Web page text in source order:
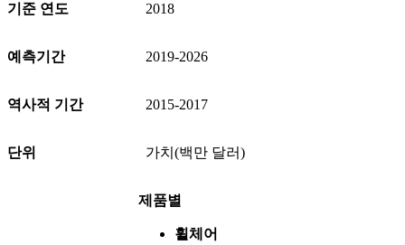
기준 연도 2018
예측기간 2019-2026
역사적 기간 2015-2017
단위 가치(백만 달러)
제품별
휠체어